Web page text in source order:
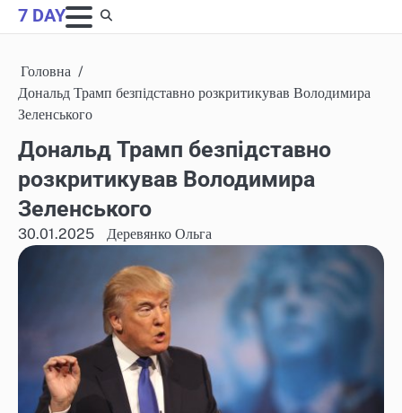
Skip
to
7 DAY
Головна
Дональд Трамп безпідставно розкритикував Володимира
Зеленського
Дональд Трамп безпідставно
розкритикував Володимира
Зеленського
30.01.2025 Деревянко Ольга